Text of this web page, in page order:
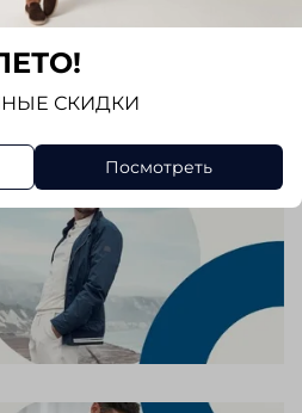
СКИДКИ
Посмотреть